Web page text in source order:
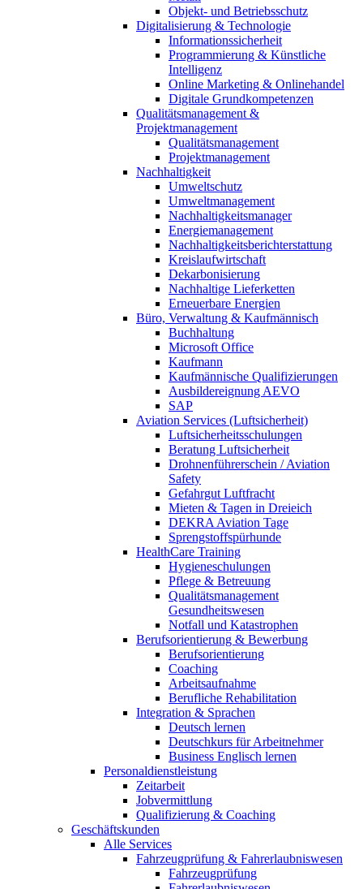
Objekt- und Betriebsschutz
Digitalisierung & Technologie
Informationssicherheit
Programmierung & Künstliche
Intelligenz
Online Marketing & Onlinehandel
Digitale Grundkompetenzen
Qualitätsmanagement &
Projektmanagement
Qualitätsmanagement
Projektmanagement
Nachhaltigkeit
Umweltschutz
Umweltmanagement
Nachhaltigkeitsmanager
Energiemanagement
Nachhaltigkeitsberichterstattung
Kreislaufwirtschaft
Dekarbonisierung
Nachhaltige Lieferketten
Erneuerbare Energien
Büro, Verwaltung & Kaufmännisch
Buchhaltung
Microsoft Office
Kaufmann
Kaufmännische Qualifizierungen
Ausbildereignung AEVO
SAP
Aviation Services (Luftsicherheit)
Luftsicherheitsschulungen
Beratung Luftsicherheit
Drohnenführerschein / Aviation
Safety
Gefahrgut Luftfracht
Mieten & Tagen in Dreieich
DEKRA Aviation Tage
Sprengstoffspürhunde
HealthCare Training
Hygieneschulungen
Pflege & Betreuung
Qualitätsmanagement
Gesundheitswesen
Notfall und Katastrophen
Berufsorientierung & Bewerbung
Berufsorientierung
Coaching
Arbeitsaufnahme
Berufliche Rehabilitation
Integration & Sprachen
Deutsch lernen
Deutschkurs für Arbeitnehmer
Business Englisch lernen
Personaldienstleistung
Zeitarbeit
Jobvermittlung
Qualifizierung & Coaching
Geschäftskunden
Alle Services
Fahrzeugprüfung & Fahrerlaubniswesen
Fahrzeugprüfung